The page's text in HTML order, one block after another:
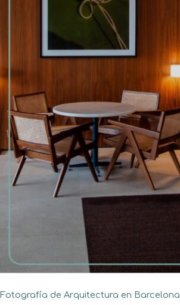
Fotografía de Arquitectura en Barcelona